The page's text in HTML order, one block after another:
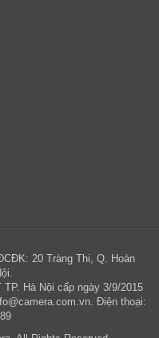
20 Tràng Thi, Q. Hoàn
Hà Nội cấp ngày 3/9/2015
. Điện thoại: